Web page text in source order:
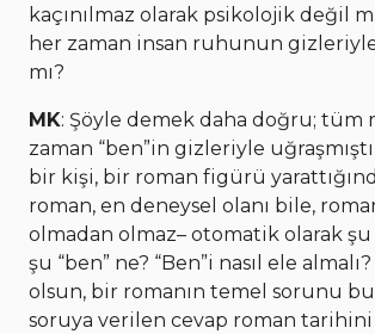
kaçınılmaz olarak psikolojik değil
her zaman insan ruhunun
mı?
MK: Şöyle demek daha doğru; tüm
zaman “ben”in gizleriyle
bir kişi, bir roman figürü
roman, en deneysel olanı bile,
olmadan olmaz– otomatik olarak şu
şu “ben” ne? “Ben”i nasıl ele
olsun, bir romanın temel sorunu
soruya verilen cevap roman